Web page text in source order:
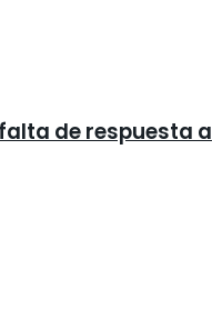
de respuesta a